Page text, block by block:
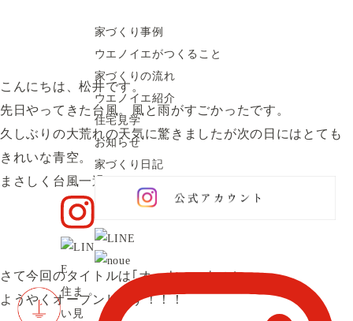
住ま
い見
家づくり事例
ウエノイエがつくること
家づくりの流れ
ウエノイエ紹介
住宅見学
お知らせ
家づくり日記
家づくり日記
オーナーハウス
こんにちは、松井です。
先日やってきた台風。風と雨がすごかったです。
久しぶりの大荒れの天気に驚きましたが次の日にはとても
きれいな青空。
まさしく台風一過でした。
さて今回のタイトルは｢オーナーハウス｣。
ようやくオープンします！！！